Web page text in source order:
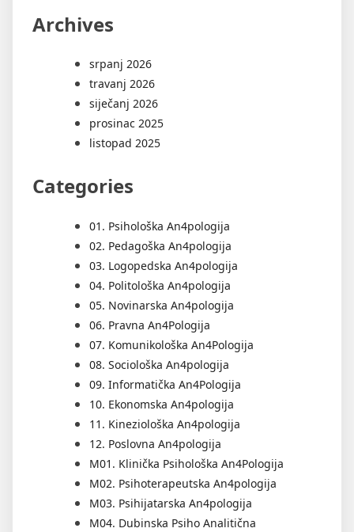
Archives
srpanj 2026
travanj 2026
siječanj 2026
prosinac 2025
listopad 2025
Categories
01. Psihološka An4pologija
02. Pedagoška An4pologija
03. Logopedska An4pologija
04. Politološka An4pologija
05. Novinarska An4pologija
06. Pravna An4Pologija
07. Komunikološka An4Pologija
08. Sociološka An4pologija
09. Informatička An4Pologija
10. Ekonomska An4pologija
11. Kineziološka An4pologija
12. Poslovna An4pologija
M01. Klinička Psihološka An4Pologija
M02. Psihoterapeutska An4pologija
M03. Psihijatarska An4pologija
M04. Dubinska Psiho Analitična